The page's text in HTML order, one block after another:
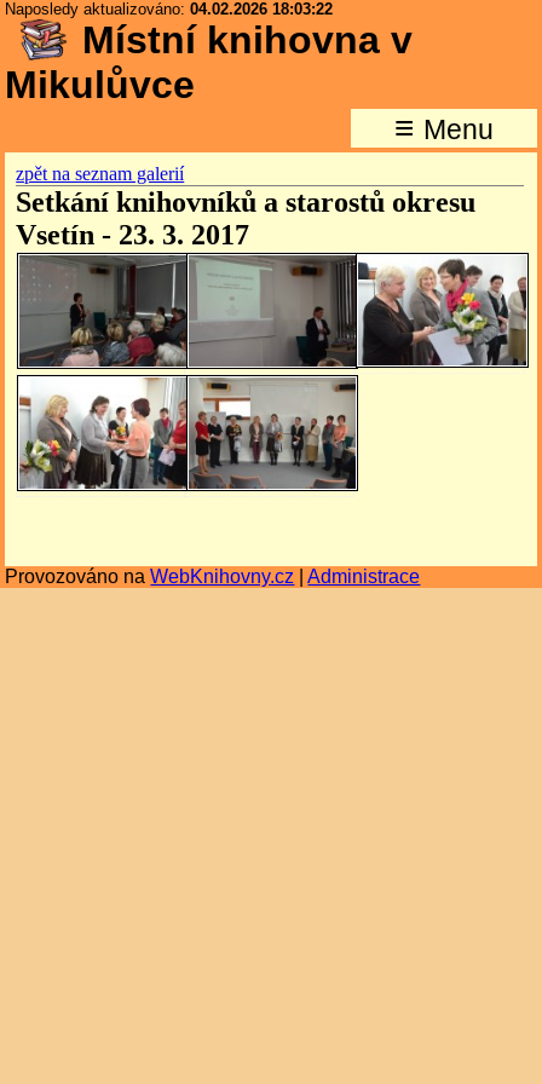
Naposledy aktualizováno:04.02.2026 18:03:22
Místní knihovna v
Mikulůvce
≡ Menu
zpět na seznam galerií
Setkání knihovníků a starostů okresu
Vsetín - 23. 3. 2017
Provozováno naWebKnihovny.cz |Administrace